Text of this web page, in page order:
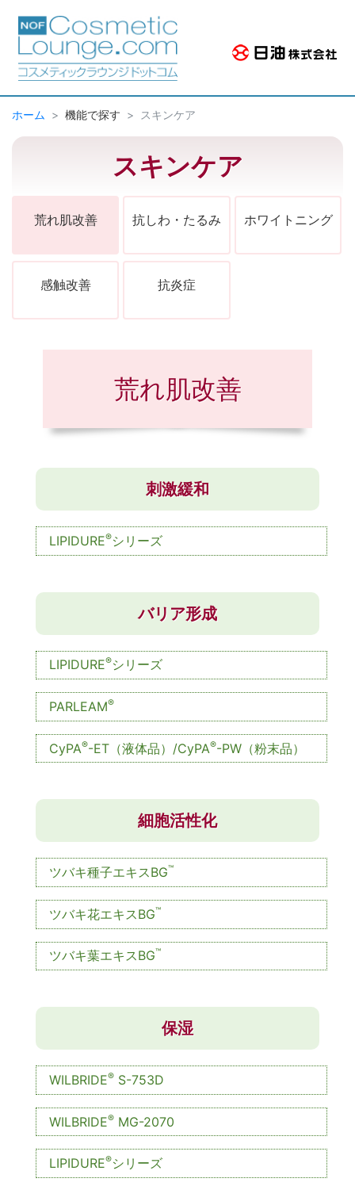
ホーム 機能で探す スキンケア
スキンケア
荒れ肌改善 抗しわ・たるみ ホワイトニング
感触改善 抗炎症
荒れ肌改善
刺激緩和
LIPIDURE®シリーズ
バリア形成
LIPIDURE®シリーズ
PARLEAM®
CyPA®-ET（液体品）/CyPA®-PW（粉末品）
細胞活性化
ツバキ種子エキスBG™
ツバキ花エキスBG™
ツバキ葉エキスBG™
保湿
WILBRIDE® S-753D
WILBRIDE® MG-2070
LIPIDURE®シリーズ